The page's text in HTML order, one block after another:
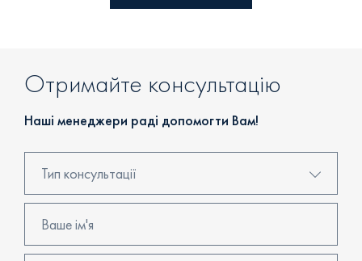
Отримайте консультацію
Наші менеджери раді допомогти Вам!
Тип консультації
Бронювання